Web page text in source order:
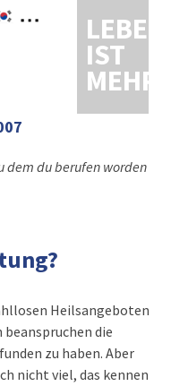
LEBEN
IST
MEHR
dem du berufen worden
Heilsangeboten
die
zu haben. Aber
nicht viel, das kennen